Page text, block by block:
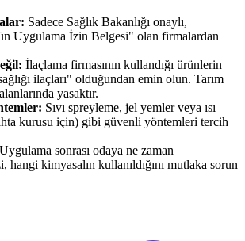
Sadece Sağlık Bakanlığı onaylı,
Uygulama İzin Belgesi" olan firmalardan
İlaçlama firmasının kullandığı ürünlerin
ilaçları" olduğundan emin olun. Tarım
yasaktır.
Sıvı spreyleme, jel yemler veya ısı
kurusu için) gibi güvenli yöntemleri tercih
Uygulama sonrası odaya ne zaman
hangi kimyasalın kullanıldığını mutlaka sorun